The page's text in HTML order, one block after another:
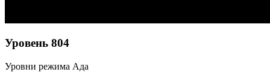
Уровень 804
Уровни режима Ада